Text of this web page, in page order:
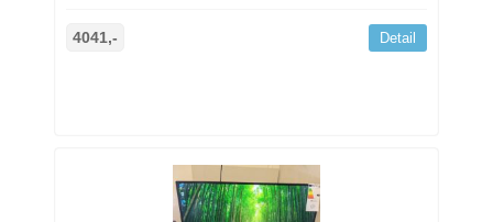
4041,- Detail